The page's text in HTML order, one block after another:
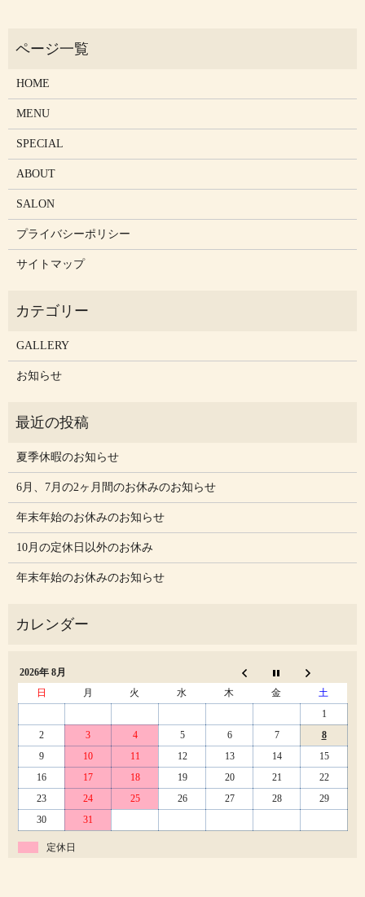
HOME
MENU
SPECIAL
ABOUT
SALON
プライバシーポリシー
サイトマップ
GALLERY
お知らせ
夏季休暇のお知らせ
6月、7月の2ヶ月間のお休みのお知らせ
年末年始のお休みのお知らせ
10月の定休日以外のお休み
年末年始のお休みのお知らせ
2026年 8月
日
月 火 水 木 金
土
1
2
3 4 5 6 7
8
9
10 11 12 13 14
15
16
17 18 19 20 21
22
23
24 25 26 27 28
29
30
31
定休日